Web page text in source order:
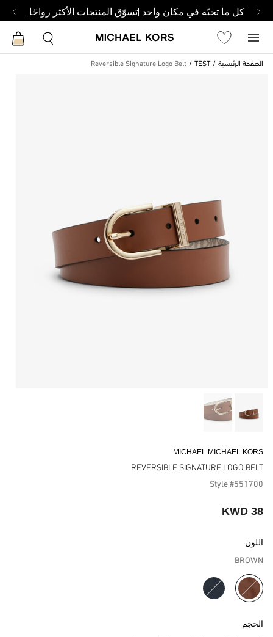
كل ما تحبّه في مكان واحد |تسوّق المنتجات الأكثر رواجًا
الصفحة الرئيسية TEST
Reversible Signature Logo Belt
MICHAEL MICHAEL KORS
REVERSIBLE SIGNATURE LOGO BELT
Style #551700
38 KWD
اللون
BROWN
مختار
الحجم